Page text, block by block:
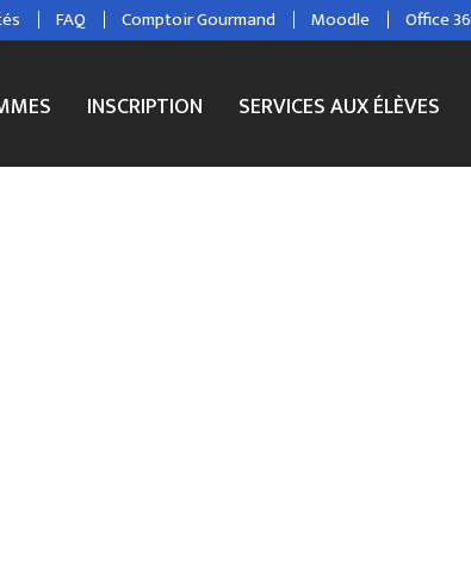
FAQ Comptoir Gourmand Moodle Office
INSCRIPTION SERVICES AUX ÉLÈVES